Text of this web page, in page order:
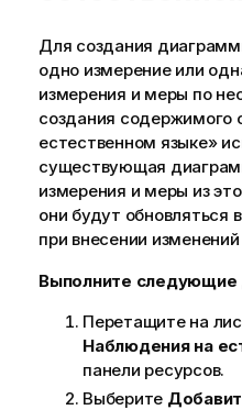
Для создания
одно измерение или
измерения и меры по
создания содержимого
естественном языке»
существующая
измерения и меры из
они будут
при внесении
Выполните следующие
Перетащите на
Наблюдения на
панели ресурсов.
Выберите